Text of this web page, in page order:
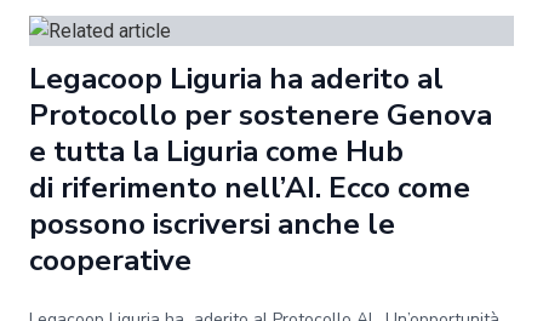
Legacoop Liguria ha aderito al
Protocollo per sostenere Genova
e tutta la Liguria come Hub
di riferimento nell’AI. Ecco come
possono iscriversi anche le
cooperative